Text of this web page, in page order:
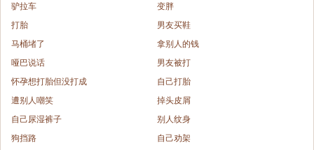
驴拉车
变胖
打胎
男友买鞋
马桶堵了
拿别人的钱
哑巴说话
男友被打
怀孕想打胎但没打成
自己打胎
遭别人嘲笑
掉头皮屑
自己尿湿裤子
别人纹身
狗挡路
自己劝架